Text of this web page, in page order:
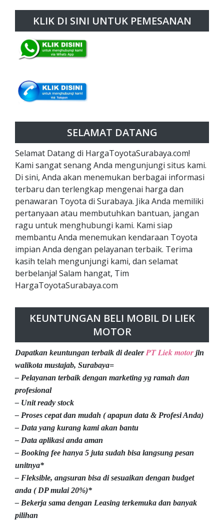
KLIK DI SINI UNTUK PEMESANAN
SELAMAT DATANG
Selamat Datang di HargaToyotaSurabaya.com!
Kami sangat senang Anda mengunjungi situs kami.
Di sini, Anda akan menemukan berbagai informasi
terbaru dan terlengkap mengenai harga dan
penawaran Toyota di Surabaya. Jika Anda memiliki
pertanyaan atau membutuhkan bantuan, jangan
ragu untuk menghubungi kami. Kami siap
membantu Anda menemukan kendaraan Toyota
impian Anda dengan pelayanan terbaik. Terima
kasih telah mengunjungi kami, dan selamat
berbelanja! Salam hangat, Tim
HargaToyotaSurabaya.com
KEUNTUNGAN BELI MOBIL DI LIEK
MOTOR
Dapatkan keuntungan terbaik di dealerPT Liek motor jln
walikota mustajab, Surabaya=
– Pelayanan terbaik dengan marketing yg ramah dan
profesional
– Unit ready stock
– Proses cepat dan mudah ( apapun data & Profesi Anda)
– Data yang kurang kami akan bantu
– Data aplikasi anda aman
– Booking fee hanya 5 juta sudah bisa langsung pesan
unitnya*
– Fleksible, angsuran bisa di sesuaikan dengan budget
anda ( DP mulai 20%)*
– Bekerja sama dengan Leasing terkemuka dan banyak
pilihan